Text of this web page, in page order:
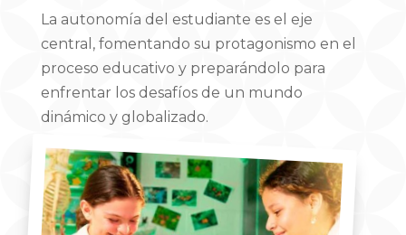
La autonomía del estudiante es el eje
central, fomentando su protagonismo en el
proceso educativo y preparándolo para
enfrentar los desafíos de un mundo
dinámico y globalizado.